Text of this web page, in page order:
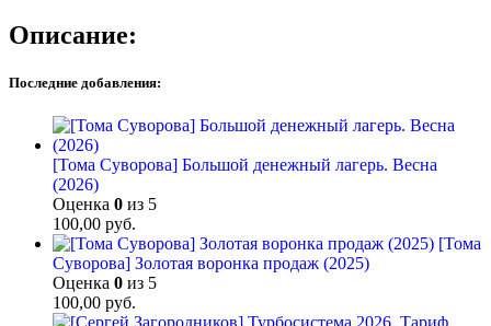
Описание:
Последние добавления:
[Тома Суворова] Большой денежный лагерь. Весна
(2026)
Оценка 0 из 5
100,00 руб.
[Тома
Суворова] Золотая воронка продаж (2025)
Оценка 0 из 5
100,00 руб.